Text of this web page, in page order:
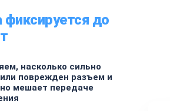
фиксируется до
насколько сильно
поврежден разъем и
мешает передаче